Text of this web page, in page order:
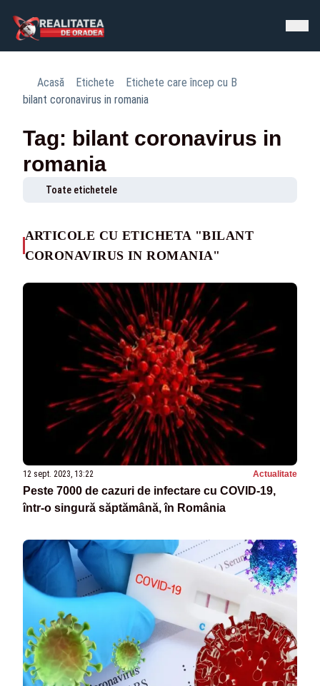
Acasă Etichete
Etichete care încep cu B
bilant coronavirus in romania
Tag: bilant coronavirus in
romania
Toate etichetele
ARTICOLE CU ETICHETA "BILANT
CORONAVIRUS IN ROMANIA"
12 sept. 2023, 13:22 Actualitate
Peste 7000 de cazuri de infectare cu COVID-19,
într-o singură săptămână, în România